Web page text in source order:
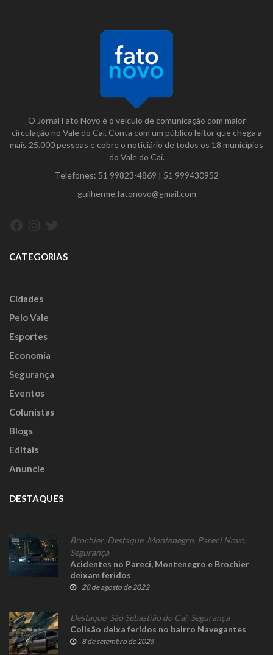
O Jornal Fato Novo é o veículo de comunicação com maior
circulação no Vale do Caí. Conta com um público leitor que chega a
mais 25.000 pessoas e cobre o noticiário de todos os 18 municípios
do Vale do Caí.
Telefones: 51 99823-4869 | 51 999430952
guilherme.fatonovo@gmail.com
CATEGORIAS
Cidades
Pelo Vale
Esportes
Economia
Segurança
Eventos
Colunistas
Blogs
Editais
Anuncie
DESTAQUES
Brochier, Destaque, Montenegro Pareci Novo
Segurança
Acidentes no Pareci, Montenegro e Brochier
deixam feridos
28 de agosto de 2022
Destaque, São Sebastião do Caí, Segurança
Colisão deixa feridos no bairro Navegantes
8 de setembro de 2025